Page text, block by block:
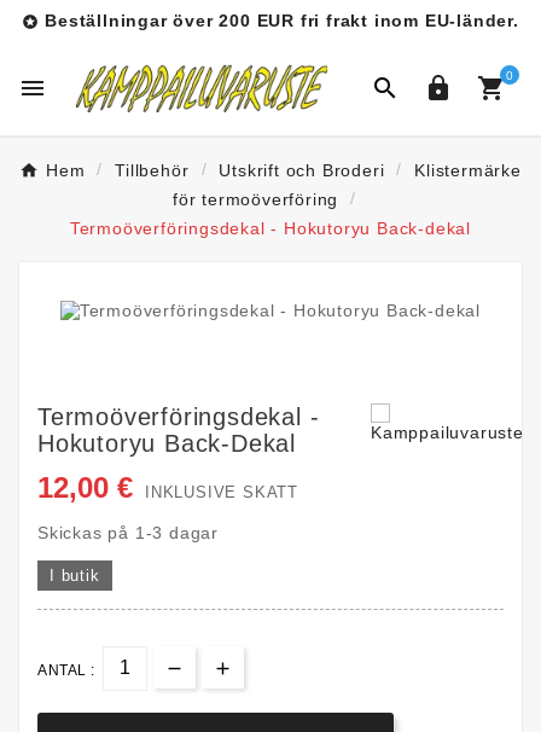
 Beställningar över 200 EUR fri frakt inom EU-länder.
   0
Hem Tillbehör Utskrift och Broderi
Klistermärke
för termoöverföring
Termoöverföringsdekal - Hokutoryu Back-dekal
Termoöverföringsdekal -
Hokutoryu Back-Dekal
12,00 € INKLUSIVE SKATT
Skickas på 1-3 dagar
I butik
ANTAL :